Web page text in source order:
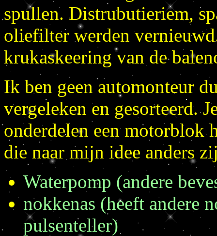
spullen. Distrubutieriem,
oliefilter werden
krukaskeering van de
Ik ben geen automonteur
vergeleken en gesorteerd.
onderdelen een motorblok
die naar mijn idee anders
Waterpomp (andere
nokkenas (heeft andere
pulsenteller)